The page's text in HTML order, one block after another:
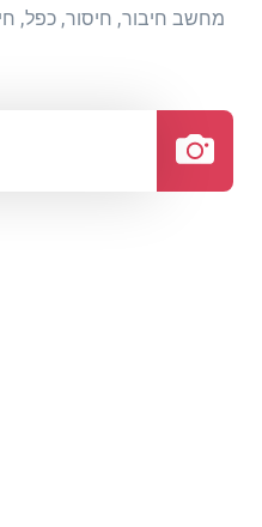
מחשב חיבור, חיסור, כפל,